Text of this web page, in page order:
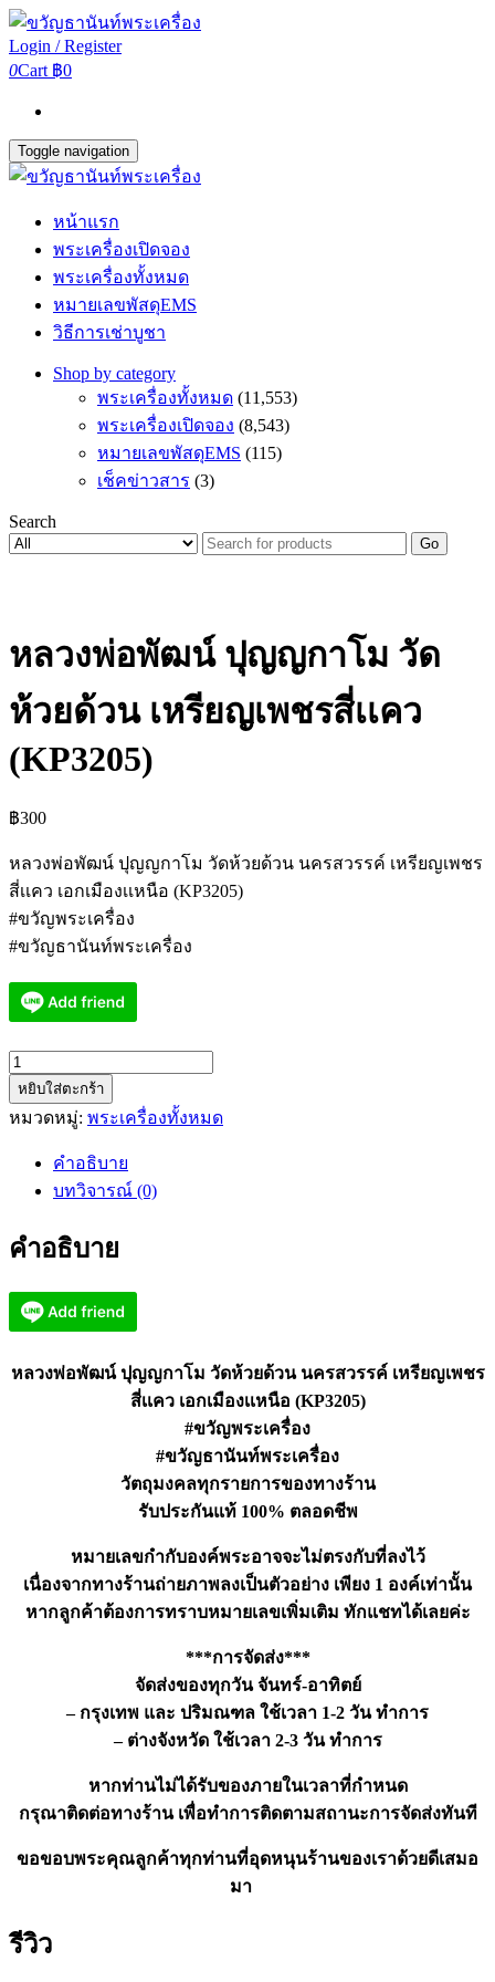
Login / Register
0Cart ฿0
Toggle navigation
หน้าแรก
พระเครื่องเปิดจอง
พระเครื่องทั้งหมด
หมายเลขพัสดุEMS
วิธีการเช่าบูชา
Shop by category
พระเครื่องทั้งหมด (11,553)
พระเครื่องเปิดจอง (8,543)
หมายเลขพัสดุEMS (115)
เช็คข่าวสาร (3)
Search
Go
หลวงพ่อพัฒน์ ปุญญกาโม วัด
ห้วยด้วน เหรียญเพชรสี่เเคว
(KP3205)
฿300
หลวงพ่อพัฒน์ ปุญญกาโม วัดห้วยด้วน นครสวรรค์ เหรียญเพชร
สี่เเคว เอกเมืองเเหนือ (KP3205)
#ขวัญพระเครื่อง
#ขวัญธานันท์พระเครื่อง
จำนวน
หลวง
พ่อ
วัด
ด้วน
เพ
หยิบใส่ตะกร้า
หมวดหมู่: พระเครื่องทั้งหมด
คำอธิบาย
บทวิจารณ์ (0)
คำอธิบาย
หลวงพ่อพัฒน์ ปุญญกาโม วัดห้วยด้วน นครสวรรค์ เหรียญเพชร
สี่เเคว เอกเมืองเเหนือ (KP3205)
#ขวัญพระเครื่อง
#ขวัญธานันท์พระเครื่อง
วัตถุมงคลทุกรายการของทางร้าน
รับประกันแท้ 100% ตลอดชีพ
หมายเลขกำกับองค์พระอาจจะไม่ตรงกับที่ลงไว้
เนื่องจากทางร้านถ่ายภาพลงเป็นตัวอย่าง เพียง 1 องค์เท่านั้น
หากลูกค้าต้องการทราบหมายเลขเพิ่มเติม ทักแชทได้เลยค่ะ
***การจัดส่ง***
จัดส่งของทุกวัน จันทร์-อาทิตย์
– กรุงเทพ และ ปริมณฑล ใช้เวลา 1-2 วัน ทำการ
– ต่างจังหวัด ใช้เวลา 2-3 วัน ทำการ
หากท่านไม่ได้รับของภายในเวลาที่กำหนด
กรุณาติดต่อทางร้าน เพื่อทำการติดตามสถานะการจัดส่งทันที
ขอขอบพระคุณลูกค้าทุกท่านที่อุดหนุนร้านของเราด้วยดีเสมอ
มา
รีวิว